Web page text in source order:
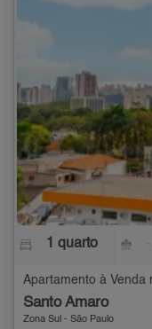
1 quarto
Apartamento à Venda
Santo Amaro
Zona Sul - São Paulo